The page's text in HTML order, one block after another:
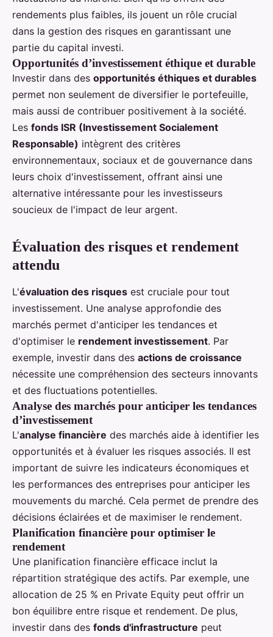
rendements plus faibles, ils jouent un rôle crucial
dans la gestion des risques en garantissant une
partie du capital investi.
Opportunités d’investissement éthique et durable
Investir dans des opportunités éthiques et durables
permet non seulement de diversifier le portefeuille,
mais aussi de contribuer positivement à la société.
Les fonds ISR (Investissement Socialement
Responsable) intègrent des critères
environnementaux, sociaux et de gouvernance dans
leurs choix d'investissement, offrant ainsi une
alternative intéressante pour les investisseurs
soucieux de l'impact de leur argent.
Évaluation des risques et rendement
attendu
L'évaluation des risques est cruciale pour tout
investissement. Une analyse approfondie des
marchés permet d'anticiper les tendances et
d'optimiser le rendement investissement. Par
exemple, investir dans des actions de croissance
nécessite une compréhension des secteurs innovants
et des fluctuations potentielles.
Analyse des marchés pour anticiper les tendances
d’investissement
L'analyse financière des marchés aide à identifier les
opportunités et à évaluer les risques associés. Il est
important de suivre les indicateurs économiques et
les performances des entreprises pour anticiper les
mouvements du marché. Cela permet de prendre des
décisions éclairées et de maximiser le rendement.
Planification financière pour optimiser le
rendement
Une planification financière efficace inclut la
répartition stratégique des actifs. Par exemple, une
allocation de 25 % en Private Equity peut offrir un
bon équilibre entre risque et rendement. De plus,
investir dans des fonds d'infrastructure peut